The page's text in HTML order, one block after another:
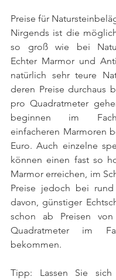
Preise für
Nirgends ist die
so groß wie bei
Echter Marmor und
natürlich sehr teure
deren Preise durchaus
pro Quadratmeter
beginnen im
einfacheren Marmoren
Euro. Auch einzelne
können einen fast so
Marmor erreichen, im
Preise jedoch bei
davon, günstiger
schon ab Preisen
Quadratmeter im
bekommen.
Tipp: Lassen Sie